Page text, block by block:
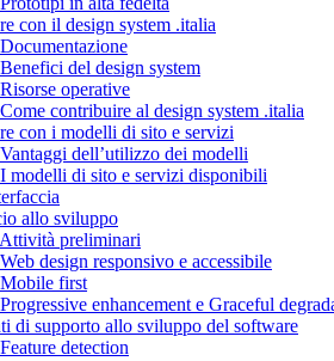
con il design system .italia
del design system
operative
contribuire al design system .italia
con i modelli di sito e servizi
dell’utilizzo dei modelli
modelli di sito e servizi disponibili
allo sviluppo
preliminari
design responsivo e accessibile
first
enhancement e Graceful
di supporto allo sviluppo del software
detection